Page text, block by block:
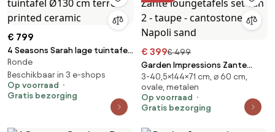
€ 799
4 Seasons Sarah lage tuintafel
Ø130 cm terre - printed
ceramic
Ronde
Beschikbaar in 3 e-shops
Op voorraad
Gratis bezorging
€ 399€ 499
Garden Impressions Zante
loungetafels set van 2 - taupe
- cantostone Napoli sand
3-40,5×144×71 cm, ⌀ 60 cm,
ovale, metalen
Op voorraad
Gratis bezorging